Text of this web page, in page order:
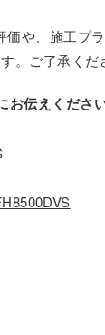
や、施工プ
。ご了承くだ
伝えください